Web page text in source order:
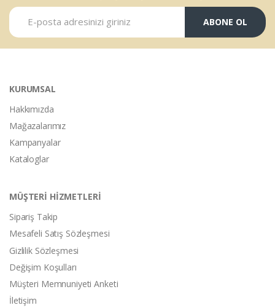
ABONE OL
KURUMSAL
Hakkımızda
Mağazalarımız
Kampanyalar
Kataloglar
MÜŞTERİ HİZMETLERİ
Sipariş Takip
Mesafeli Satış Sözleşmesi
Gizlilik Sözleşmesi
Değişim Koşulları
Müşteri Memnuniyeti Anketi
İletişim